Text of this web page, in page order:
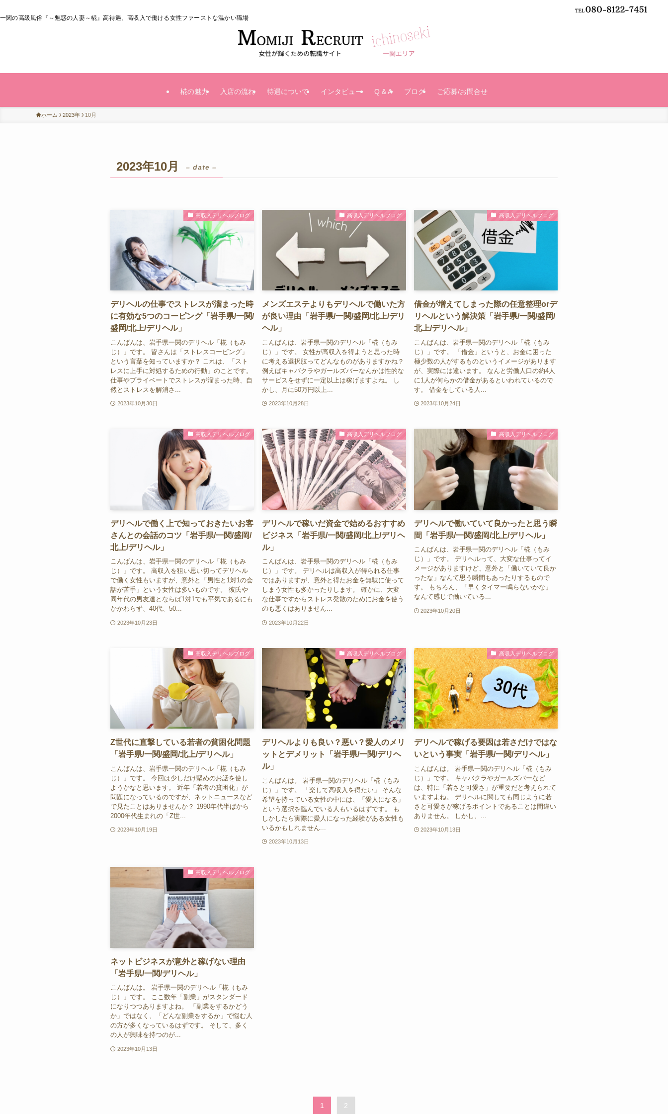
一関の高級風俗『～魅惑の人妻～椛』高待遇、高収入で働ける女性ファーストな温かい職場
椛の魅力 入店の流れ 待遇について インタビュー Q & A ブログ ご応募/お問合せ
ホーム 2023年 10月
2023年10月 – date –
高収入デリヘルブログ
デリヘルの仕事でストレスが溜まった時
に有効な5つのコーピング「岩手県/一関/
盛岡/北上/デリヘル」
こんばんは、岩手県一関のデリヘル「椛（もみ
じ）」です。 皆さんは「ストレスコーピング」
という言葉を知っていますか？ これは、「スト
レスに上手に対処するための行動」のことです。
仕事やプライベートでストレスが溜まった時、自
然とストレスを解消さ...
2023年10月30日
高収入デリヘルブログ
メンズエステよりもデリヘルで働いた方
が良い理由「岩手県/一関/盛岡/北上/デリ
ヘル」
こんばんは、岩手県一関のデリヘル「椛（もみ
じ）」です。 女性が高収入を得ようと思った時
に考える選択肢ってどんなものがありますかね？
例えばキャバクラやガールズバーなんかは性的な
サービスをせずに一定以上は稼げますよね。 し
かし、月に50万円以上...
2023年10月28日
高収入デリヘルブログ
借金が増えてしまった際の任意整理orデ
リヘルという解決策「岩手県/一関/盛岡/
北上/デリヘル」
こんばんは、岩手県一関のデリヘル「椛（もみ
じ）」です。 「借金」というと、お金に困った
極少数の人がするものというイメージがあります
が、実際には違います。 なんと労働人口の約4人
に1人が何らかの借金があるといわれているので
す。 借金をしている人...
2023年10月24日
高収入デリヘルブログ
デリヘルで働く上で知っておきたいお客
さんとの会話のコツ「岩手県/一関/盛岡/
北上/デリヘル」
こんばんは、岩手県一関のデリヘル「椛（もみ
じ）」です。 高収入を狙い思い切ってデリヘル
で働く女性もいますが、意外と「男性と1対1の会
話が苦手」という女性は多いものです。 彼氏や
同年代の男友達とならば1対1でも平気であるにも
かかわらず、40代、50...
2023年10月23日
高収入デリヘルブログ
デリヘルで稼いだ資金で始めるおすすめ
ビジネス「岩手県/一関/盛岡/北上/デリヘ
ル」
こんばんは、岩手県一関のデリヘル「椛（もみ
じ）」です。 デリヘルは高収入が得られる仕事
ではありますが、意外と得たお金を無駄に使って
しまう女性も多かったりします。 確かに、大変
な仕事ですからストレス発散のためにお金を使う
のも悪くはありません...
2023年10月22日
高収入デリヘルブログ
デリヘルで働いていて良かったと思う瞬
間「岩手県/一関/盛岡/北上/デリヘル」
こんばんは、岩手県一関のデリヘル「椛（もみ
じ）」です。 デリヘルって、大変な仕事ってイ
メージがありますけど、意外と「働いていて良か
ったな」なんて思う瞬間もあったりするもので
す。 もちろん、「早くタイマー鳴らないかな」
なんて感じで働いている...
2023年10月20日
高収入デリヘルブログ
Z世代に直撃している若者の貧困化問題
「岩手県/一関/盛岡/北上/デリヘル」
こんばんは、岩手県一関のデリヘル「椛（もみ
じ）」です。 今回は少しだけ堅めのお話を使し
ようかなと思います。 近年「若者の貧困化」が
問題になっているのですが、ネットニュースなど
で見たことはありませんか？ 1990年代半ばから
2000年代生まれの「Z世...
2023年10月19日
高収入デリヘルブログ
デリヘルよりも良い？悪い？愛人のメリ
ットとデメリット「岩手県/一関/デリヘ
ル」
こんばんは。 岩手県一関のデリヘル「椛（もみ
じ）」です。 「楽して高収入を得たい」 そんな
希望を持っている女性の中には、「愛人になる」
という選択を臨んでいる人もいるはずです。 も
しかしたら実際に愛人になった経験がある女性も
いるかもしれません...
2023年10月13日
高収入デリヘルブログ
デリヘルで稼げる要因は若さだけではな
いという事実「岩手県/一関/デリヘル」
こんばんは。 岩手県一関のデリヘル「椛（もみ
じ）」です。 キャバクラやガールズバーなど
は、特に「若さと可愛さ」が重要だと考えられて
いますよね。 デリヘルに関しても同じように若
さと可愛さが稼げるポイントであることは間違い
ありません。 しかし、...
2023年10月13日
高収入デリヘルブログ
ネットビジネスが意外と稼げない理由
「岩手県/一関/デリヘル」
こんばんは。 岩手県一関のデリヘル「椛（もみ
じ）」です。 ここ数年「副業」がスタンダード
になりつつありますよね。 「副業をするかどう
か」ではなく、「どんな副業をするか」で悩む人
の方が多くなっているはずです。 そして、多く
の人が興味を持つのが...
2023年10月13日
1 2